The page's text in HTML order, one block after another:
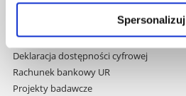
Spersonalizuj
Wynajem sal
Dane kontaktowe
Deklaracja dostępności cyfrowej
Rachunek bankowy UR
Projekty badawcze